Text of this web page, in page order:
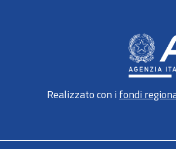
Realizzato con ifondi